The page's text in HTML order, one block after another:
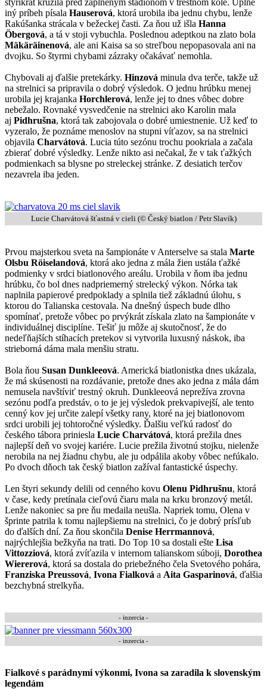
iný príbeh písala Hauserová, ktorá urobila iba jednu chybu, lenže
Rakúšanka strácala v bežeckej časti. Za ňou už išla Hanna
Öbergová, a tá v stoji vybuchla. Poslednou adeptkou na zlato bola
Mäkäräinenová, ale ani Kaisa sa so streľbou nepopasovala ani na
dvojku. So štyrmi chybami zázraky očakávať nemohla.
Chybovali aj ďalšie pretekárky. Hinzová minula dva terče, takže už
na strelnici sa pripravila o dobrý výsledok. O jednu hrúbku menej
urobila jej krajanka Horchlerová, lenže jej to dnes vôbec dobre
nebežalo. Rovnaké vysvedčenie na strelnici ako Karolin mala
aj Pidhrušna, ktorá tak zabojovala o dobré umiestnenie. Už keď to
vyzeralo, že poznáme menoslov na stupni víťazov, sa na strelnici
objavila Charvátová. Lucia túto sezónu trochu pookriala a začala
zbierať dobré výsledky. Lenže nikto asi nečakal, že v tak ťažkých
podmienkach sa blysne po streleckej stránke. Z desiatich terčov
nezavrela iba jeden.
Lucie Charvátová šťastná v cieli (© Český biatlon / Petr Slavík)
Prvou majsterkou sveta na šampionáte v Anterselve sa stala Marte
Olsbu Röiselandová, ktorá ako jedna z mála žien ustála ťažké
podmienky v srdci biatlonového areálu. Urobila v ňom iba jednu
hrúbku, čo bol dnes nadpriemerný strelecký výkon. Nórka tak
naplnila papierové predpoklady a splnila tiež základnú úlohu, s
ktorou do Talianska cestovala. Na dnešný úspech bude dlho
spomínať, pretože vôbec po prvýkrát získala zlato na šampionáte v
individuálnej disciplíne. Tešiť ju môže aj skutočnosť, že do
nedeľňajších stíhacích pretekov si vytvorila luxusný náskok, iba
strieborná dáma mala menšiu stratu.
Bola ňou Susan Dunkleeová. Americká biatlonistka dnes ukázala,
že má skúsenosti na rozdávanie, pretože dnes ako jedna z mála dám
nemusela navštíviť trestný okruh. Dunkleeová neprežíva zrovna
sezónu podľa predstáv, o to je jej výsledok prekvapivejší, ale tento
cenný kov jej určite zalepí všetky rany, ktoré na jej biatlonovom
srdci urobili jej tohtoročné výsledky. Ďalšiu veľkú radosť do
českého tábora priniesla Lucie Charvátová, ktorá prežila dnes
najlepší deň vo svojej kariére. Lucie prežila životnú stojku, nielenže
nerobila na nej žiadnu chybu, ale ju odpálila akoby vôbec nefúkalo.
Po dvoch dňoch tak český biatlon zažíval fantastické úspechy.
Len štyri sekundy delili od cenného kovu Olenu Pidhrušnu, ktorá
v čase, kedy pretínala cieľovú čiaru mala na krku bronzový metál.
Lenže nakoniec sa pre ňu medaila neušla. Napriek tomu, Olena v
šprinte patrila k tomu najlepšiemu na strelnici, čo je dobrý prísľub
do ďalších dní. Za ňou skončila Denise Herrmannová,
najrýchlejšia bežkyňa na trati. Do Top 10 sa dostali ešte Lisa
Vittozziová, ktorá zvíťazila v internom talianskom súboji, Dorothea
Wiererová, ktorá sa dostala do priebežného čela Svetového pohára,
Franziska Preussová, Ivona Fialková a Aita Gasparinová, ďalšia
bezchybná strelkyňa.
- inzercia -
- inzercia -
Fialkové s parádnymi výkonmi, Ivona sa zaradila k slovenským
legendám